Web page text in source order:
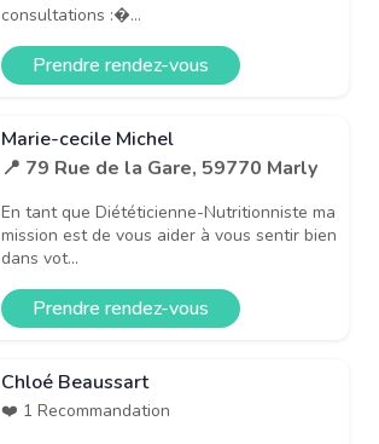
consultations :�...
Prendre rendez-vous
Marie-cecile Michel
📍 79 Rue de la Gare, 59770 Marly
En tant que Diététicienne-Nutritionniste ma
mission est de vous aider à vous sentir bien
dans vot...
Prendre rendez-vous
Chloé Beaussart
❤️ 1 Recommandation